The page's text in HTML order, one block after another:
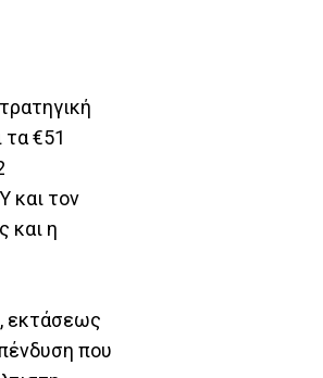
€51
και τον
και η
εκτάσεως
που